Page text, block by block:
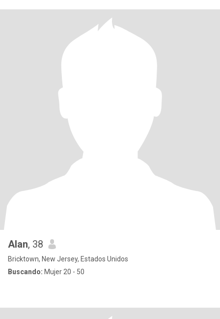
Alan, 38
Bricktown, New Jersey, Estados Unidos
Buscando: Mujer 20 - 50